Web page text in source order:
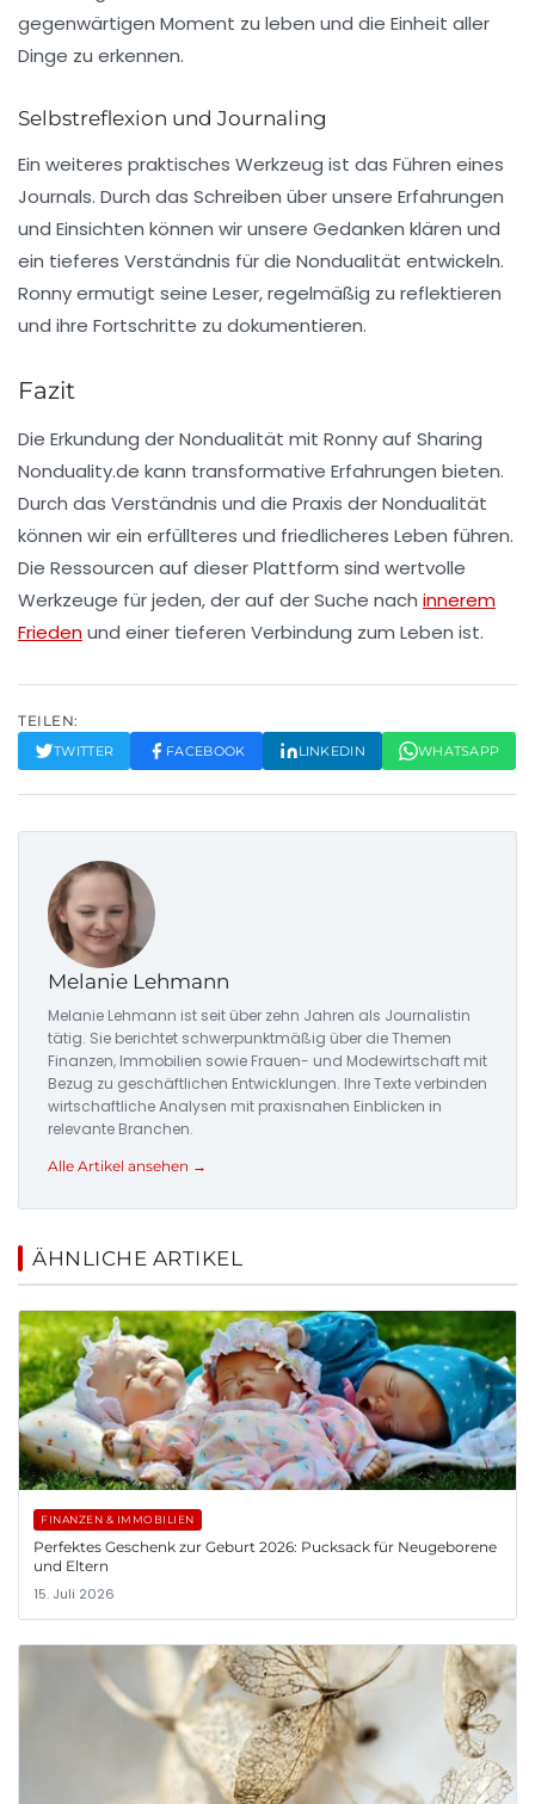
gegenwärtigen Moment zu leben und die Einheit aller
Dinge zu erkennen.
Selbstreflexion und Journaling
Ein weiteres praktisches Werkzeug ist das Führen eines
Journals. Durch das Schreiben über unsere Erfahrungen
und Einsichten können wir unsere Gedanken klären und
ein tieferes Verständnis für die Nondualität entwickeln.
Ronny ermutigt seine Leser, regelmäßig zu reflektieren
und ihre Fortschritte zu dokumentieren.
Fazit
Die Erkundung der Nondualität mit Ronny auf Sharing
Nonduality.de kann transformative Erfahrungen bieten.
Durch das Verständnis und die Praxis der Nondualität
können wir ein erfüllteres und friedlicheres Leben führen.
Die Ressourcen auf dieser Plattform sind wertvolle
Werkzeuge für jeden, der auf der Suche nach innerem
Friedenund einer tieferen Verbindung zum Leben ist.
TEILEN:
TWITTER FACEBOOK LINKEDIN WHATSAPP
Melanie Lehmann
Melanie Lehmann ist seit über zehn Jahren als Journalistin
tätig. Sie berichtet schwerpunktmäßig über die Themen
Finanzen, Immobilien sowie Frauen- und Modewirtschaft mit
Bezug zu geschäftlichen Entwicklungen. Ihre Texte verbinden
wirtschaftliche Analysen mit praxisnahen Einblicken in
relevante Branchen.
Alle Artikel ansehen →
ÄHNLICHE ARTIKEL
FINANZEN & IMMOBILIEN
Perfektes Geschenk zur Geburt 2026: Pucksack für Neugeborene
und Eltern
15. Juli 2026